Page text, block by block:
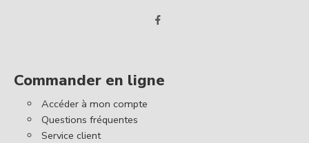
Commander en ligne
Accéder à mon compte
Questions fréquentes
Service client